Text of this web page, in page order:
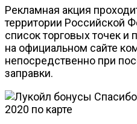
Рекламная акция
территории Российской
список торговых точек и
на официальном сайте
непосредственно при
заправки.